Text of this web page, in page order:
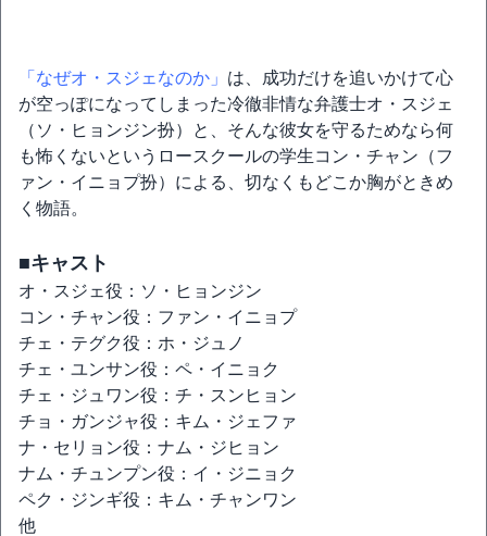
「なぜオ・スジェなのか」 は、成功だけを追いかけて心
が空っぽになってしまった冷徹非情な弁護士オ・スジェ
（ソ・ヒョンジン扮）と、そんな彼女を守るためなら何
も怖くないというロースクールの学生コン・チャン（フ
ァン・イニョプ扮）による、切なくもどこか胸がときめ
く物語。
■キャスト
オ・スジェ役：ソ・ヒョンジン
コン・チャン役：ファン・イニョプ
チェ・テグク役：ホ・ジュノ
チェ・ユンサン役：ペ・イニョク
チェ・ジュワン役：チ・スンヒョン
チョ・ガンジャ役：キム・ジェファ
ナ・セリョン役：ナム・ジヒョン
ナム・チュンプン役：イ・ジニョク
ペク・ジンギ役：キム・チャンワン
他